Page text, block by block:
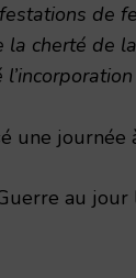
de
la cherté de
une journée
au